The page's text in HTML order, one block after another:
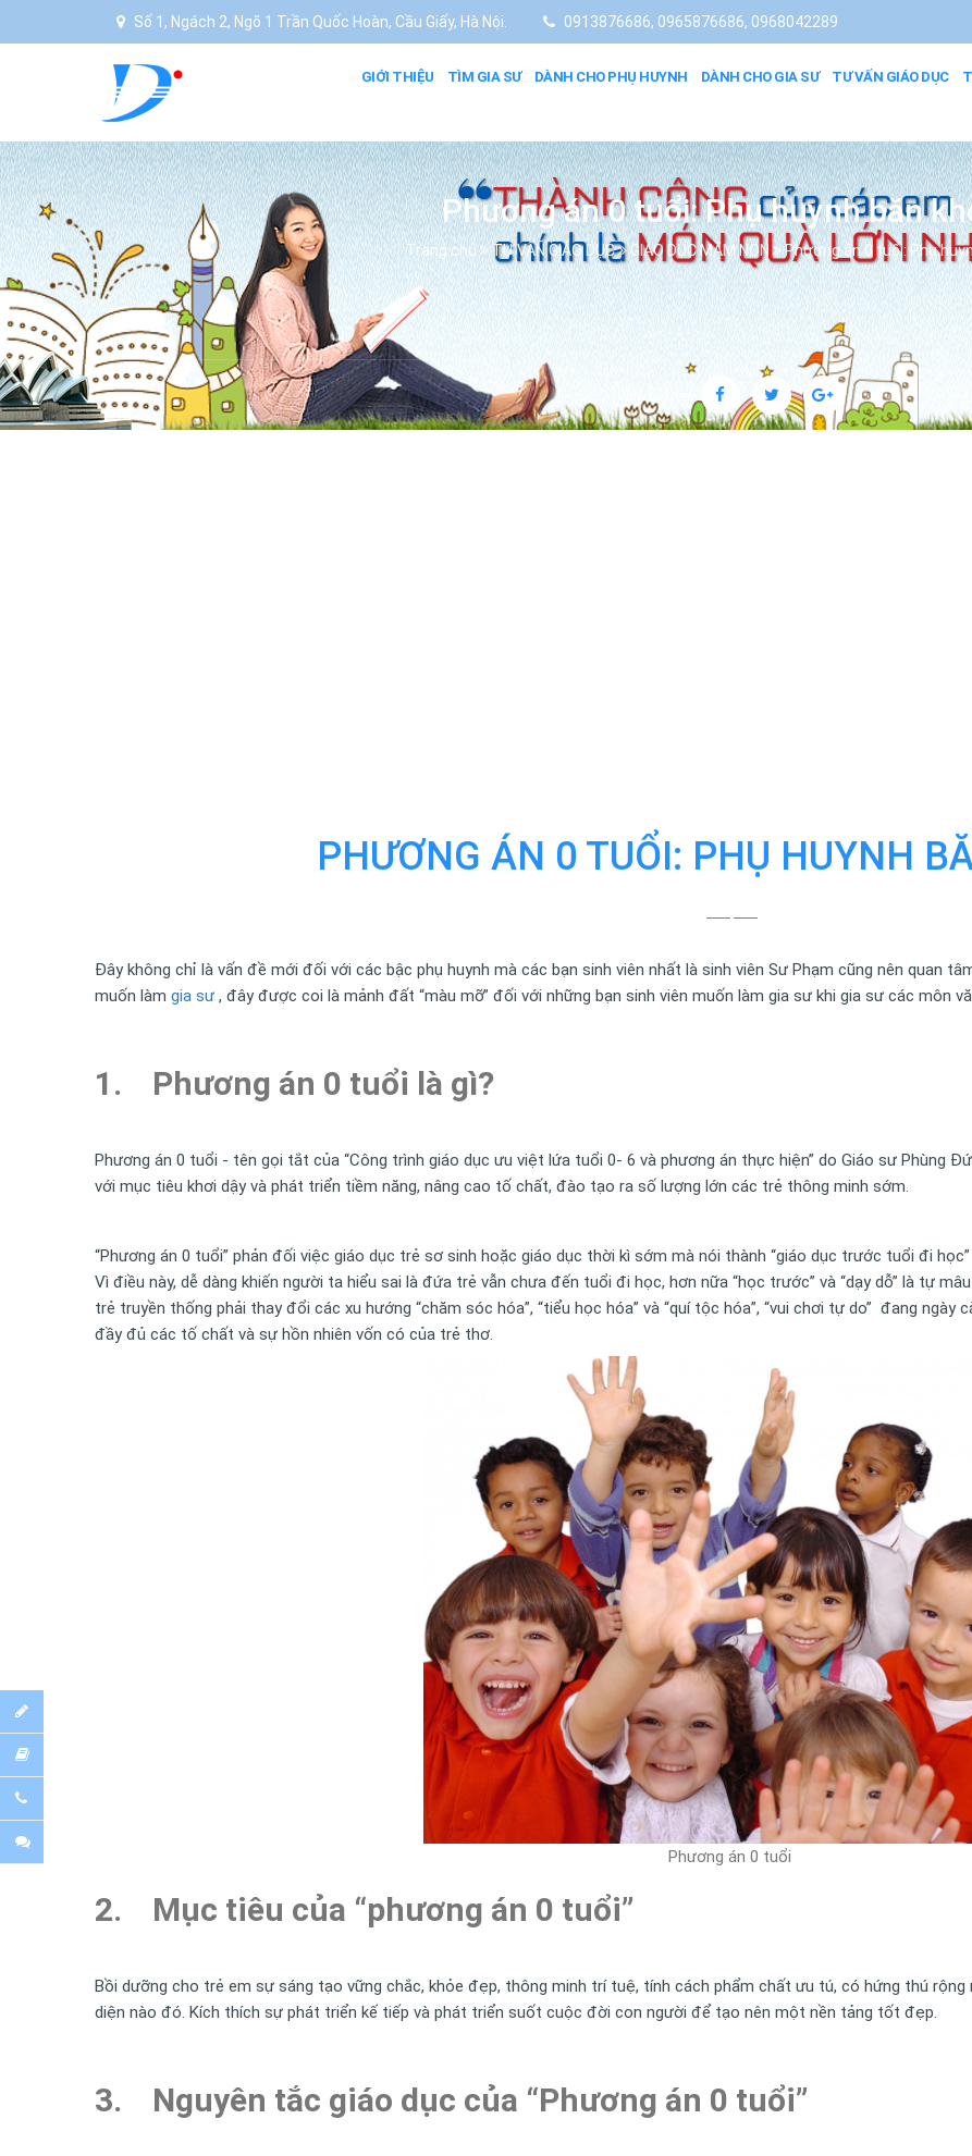
Số 1, Ngách 2, Ngõ 1 Trần Quốc Hoàn, Cầu Giấy, Hà Nội. 0913876686, 0965876686, 0968042289
GIỚI THIỆU TÌM GIA SƯ DÀNH CHO PHỤ HUYNH DÀNH CHO GIA SƯ TƯ VẤN GIÁO DỤC
Phương án 0 tuổi: Phụ huynh băn
Trang chủ TƯ VẤN GIÁO DỤC GIÁO DỤC MẦM NON Phương án 0 tuổi: Phụ
PHƯƠNG ÁN 0 TUỔI: PHỤ HUYNH
Đây không chỉ là vấn đề mới đối với các bậc phụ huynh mà các bạn sinh viên nhất là sinh viên Sư Phạm cũng nên quan
muốn làm gia sư , đây được coi là mảnh đất “màu mỡ” đối với những bạn sinh viên muốn làm gia sư khi gia sư các môn
1. Phương án 0 tuổi là gì?
Phương án 0 tuổi - tên gọi tắt của “Công trình giáo dục ưu việt lứa tuổi 0- 6 và phương án thực hiện” do Giáo sư Phùng
với mục tiêu khơi dậy và phát triển tiềm năng, nâng cao tố chất, đào tạo ra số lượng lớn các trẻ thông minh sớm.
“Phương án 0 tuổi” phản đối việc giáo dục trẻ sơ sinh hoặc giáo dục thời kì sớm mà nói thành “giáo dục trước tuổi đi học”
Vì điều này, dễ dàng khiến người ta hiểu sai là đứa trẻ vẫn chưa đến tuổi đi học, hơn nữa “học trước” và “dạy dỗ” là tự
trẻ truyền thống phải thay đổi các xu hướng “chăm sóc hóa”, “tiểu học hóa” và “quí tộc hóa”, “vui chơi tự do” đang
đầy đủ các tố chất và sự hồn nhiên vốn có của trẻ thơ.
Phương án 0 tuổi
2. Mục tiêu của “phương án 0 tuổi”
Bồi dưỡng cho trẻ em sự sáng tạo vững chắc, khỏe đẹp, thông minh trí tuệ, tính cách phẩm chất ưu tú, có hứng thú
diện nào đó. Kích thích sự phát triển kế tiếp và phát triển suốt cuộc đời con người để tạo nên một nền tảng tốt đẹp.
3. Nguyên tắc giáo dục của “Phương án 0 tuổi”